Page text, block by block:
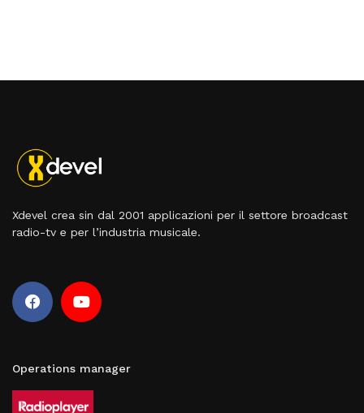
Xdevel crea sin dal 2001 applicazioni per il settore broadcast
radio-tv e per l’industria musicale.
Operations manager